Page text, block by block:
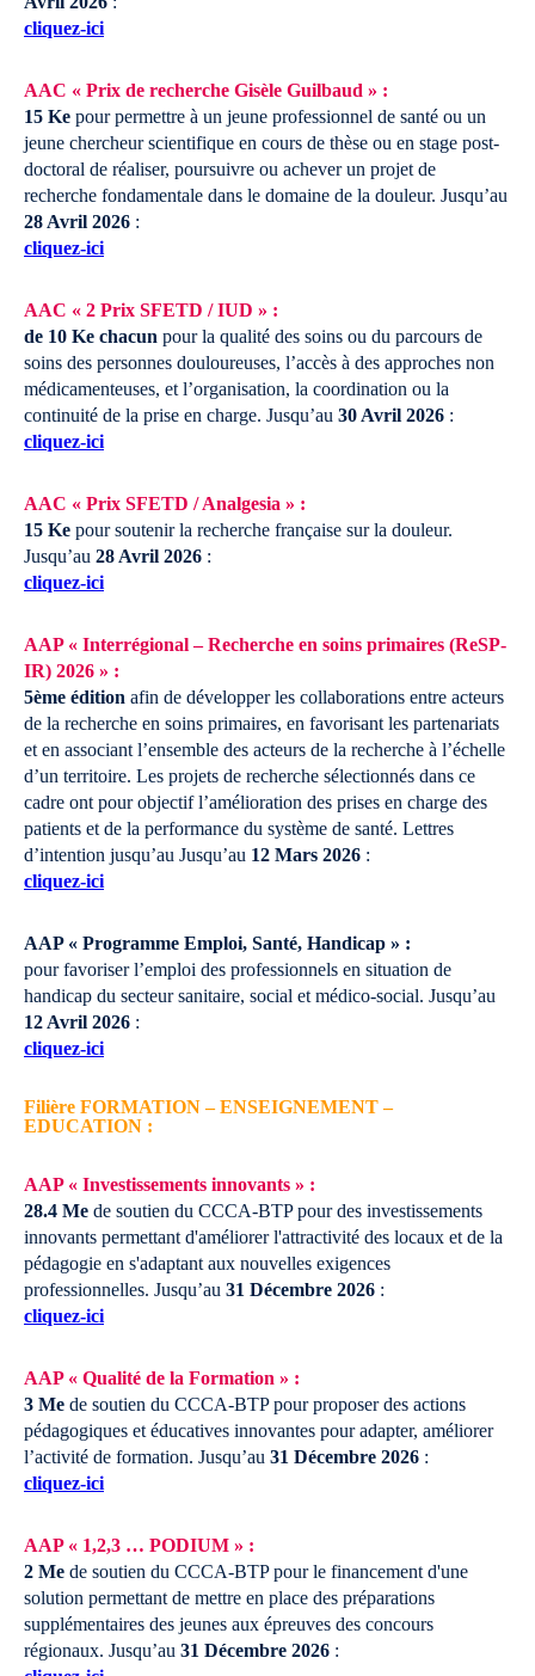
cliquez-ici
AAC « Prix de recherche Gisèle Guilbaud » :
15 Ke pour permettre à un jeune professionnel de santé ou un
jeune chercheur scientifique en cours de thèse ou en stage post-
doctoral de réaliser, poursuivre ou achever un projet de
recherche fondamentale dans le domaine de la douleur. Jusqu’au
28 Avril 2026 :
cliquez-ici
AAC « 2 Prix SFETD / IUD » :
de 10 Ke chacun pour la qualité des soins ou du parcours de
soins des personnes douloureuses, l’accès à des approches non
médicamenteuses, et l’organisation, la coordination ou la
continuité de la prise en charge. Jusqu’au 30 Avril 2026 :
cliquez-ici
AAC « Prix SFETD / Analgesia » :
15 Ke pour soutenir la recherche française sur la douleur.
Jusqu’au 28 Avril 2026 :
cliquez-ici
AAP « Interrégional – Recherche en soins primaires (ReSP-
IR) 2026 » :
5ème édition afin de développer les collaborations entre acteurs
de la recherche en soins primaires, en favorisant les partenariats
et en associant l’ensemble des acteurs de la recherche à l’échelle
d’un territoire. Les projets de recherche sélectionnés dans ce
cadre ont pour objectif l’amélioration des prises en charge des
patients et de la performance du système de santé. Lettres
d’intention jusqu’au Jusqu’au 12 Mars 2026 :
cliquez-ici
AAP « Programme Emploi, Santé, Handicap » :
pour favoriser l’emploi des professionnels en situation de
handicap du secteur sanitaire, social et médico-social. Jusqu’au
12 Avril 2026 :
cliquez-ici
Filière FORMATION – ENSEIGNEMENT –
EDUCATION :
AAP « Investissements innovants » :
28.4 Me de soutien du CCCA-BTP pour des investissements
innovants permettant d'améliorer l'attractivité des locaux et de la
pédagogie en s'adaptant aux nouvelles exigences
professionnelles. Jusqu’au 31 Décembre 2026 :
cliquez-ici
AAP « Qualité de la Formation » :
3 Me de soutien du CCCA-BTP pour proposer des actions
pédagogiques et éducatives innovantes pour adapter, améliorer
l’activité de formation. Jusqu’au 31 Décembre 2026 :
cliquez-ici
AAP « 1,2,3 … PODIUM » :
2 Me de soutien du CCCA-BTP pour le financement d'une
solution permettant de mettre en place des préparations
supplémentaires des jeunes aux épreuves des concours
régionaux. Jusqu’au 31 Décembre 2026 :